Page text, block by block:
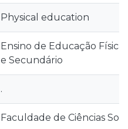
Physical education
Ensino de Educação Física
e Secundário
.
Faculdade de Ciências